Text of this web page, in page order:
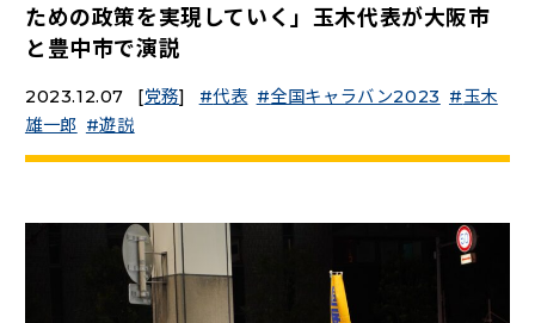
参加・サポート
TEAMこくみんうさぎ （新しいタブで開く）
こくみんオンラインスクール（新しいタブで開く）
二次創作ガイドライン （新しいタブで開く）
プライバシーポリシー
ための政策を実現していく」玉木代表が大阪市
と豊中市で演説
2023.12.07 [党務] 代表 全国キャラバン2023
玉木
雄一郎
遊説